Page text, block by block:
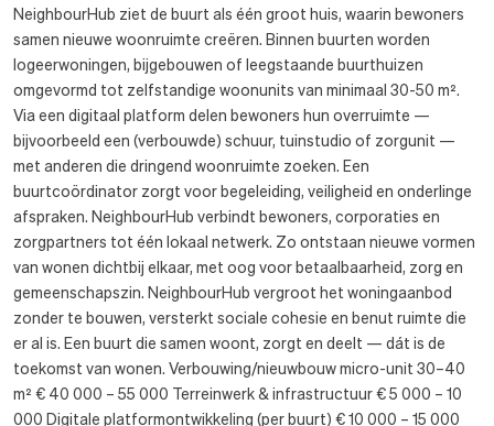
NeighbourHub ziet de buurt als één groot huis, waarin bewoners
samen nieuwe woonruimte creëren. Binnen buurten worden
logeerwoningen, bijgebouwen of leegstaande buurthuizen
omgevormd tot zelfstandige woonunits van minimaal 30-50 m².
Via een digitaal platform delen bewoners hun overruimte —
bijvoorbeeld een (verbouwde) schuur, tuinstudio of zorgunit —
met anderen die dringend woonruimte zoeken. Een
buurtcoördinator zorgt voor begeleiding, veiligheid en onderlinge
afspraken. NeighbourHub verbindt bewoners, corporaties en
zorgpartners tot één lokaal netwerk. Zo ontstaan nieuwe vormen
van wonen dichtbij elkaar, met oog voor betaalbaarheid, zorg en
gemeenschapszin. NeighbourHub vergroot het woningaanbod
zonder te bouwen, versterkt sociale cohesie en benut ruimte die
er al is. Een buurt die samen woont, zorgt en deelt — dát is de
toekomst van wonen. Verbouwing/nieuwbouw micro-unit 30–40
m² € 40 000 – 55 000 Terreinwerk & infrastructuur € 5 000 – 10
000 Digitale platformontwikkeling (per buurt) € 10 000 – 15 000